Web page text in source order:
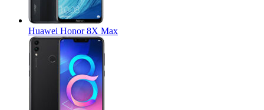
Huawei Honor 8X Max